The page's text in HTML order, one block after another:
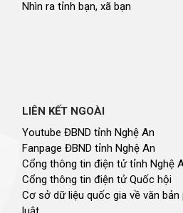
Nhìn ra tỉnh bạn, xã bạn
LIÊN KẾT NGOÀI
Youtube ĐBND tỉnh Nghệ An
Fanpage ĐBND tỉnh Nghệ An
Cổng thông tin điện tử tỉnh Nghệ
Cổng thông tin điện tử Quốc hội
Cơ sở dữ liệu quốc gia về văn bản